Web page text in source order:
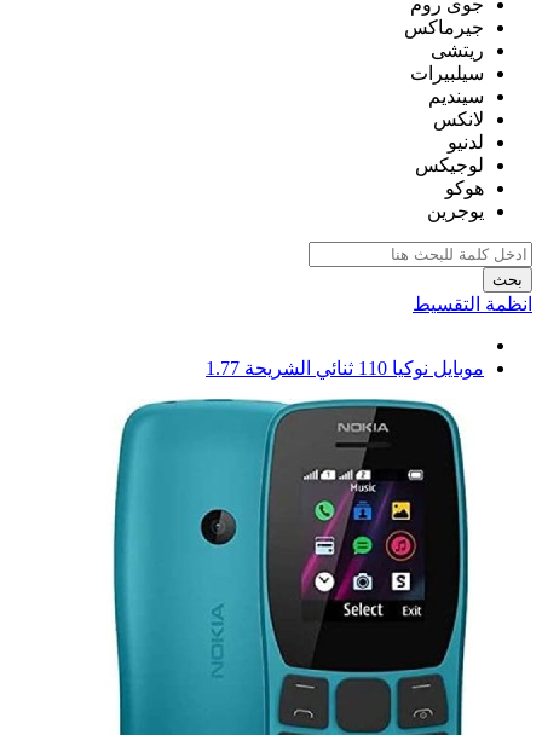
جوى روم
جيرماكس
ريتشى
سيلبيرات
سينديم
لانكس
لدنيو
لوجيكس
هوكو
يوجرين
بحث
انظمة التقسيط
موبايل نوكيا 110 ثنائي الشريحة 1.77